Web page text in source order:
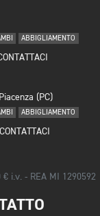
ABBIGLIAMENTO
(PC)
ABBIGLIAMENTO
i.v. - REA MI 1290592